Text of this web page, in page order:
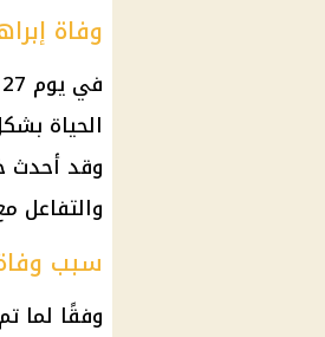
وفاة
في يوم 27
الحياة
وقد أحدث
والتفاعل
سبب
وفقًا لما